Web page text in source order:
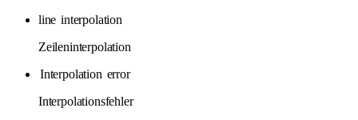
line interpolation
Zeileninterpolation
Interpolation error
Interpolationsfehler